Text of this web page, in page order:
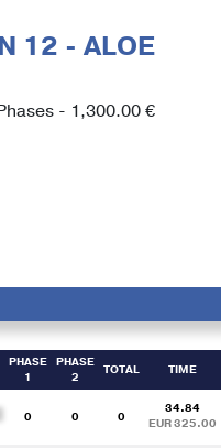
12 - ALOE
- 1,300.00 €
PHASE
1
PHASE
2
TOTAL TIME
0 0 0
34.84
EUR 325.00